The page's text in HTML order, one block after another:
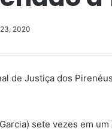
2020
de Justiça dos
sete vezes em